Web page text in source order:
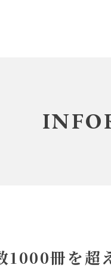
1000冊を超